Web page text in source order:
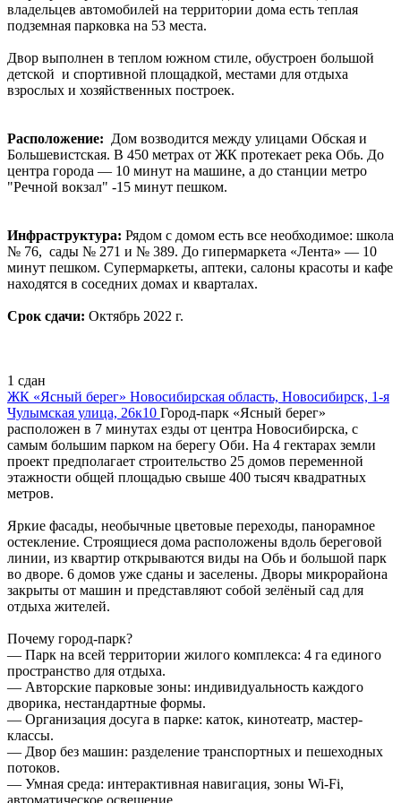
владельцев автомобилей на территории дома есть теплая
подземная парковка на 53 места.
Двор выполнен в теплом южном стиле, обустроен большой
детской и спортивной площадкой, местами для отдыха
взрослых и хозяйственных построек.
Расположение: Дом возводится между улицами Обская и
Большевистская. В 450 метрах от ЖК протекает река Обь. До
центра города — 10 минут на машине, а до станции метро
"Речной вокзал" -15 минут пешком.
Инфраструктура: Рядом с домом есть все необходимое: школа
№ 76, сады № 271 и № 389. До гипермаркета «Лента» — 10
минут пешком. Супермаркеты, аптеки, салоны красоты и кафе
находятся в соседних домах и кварталах.
Срок сдачи: Октябрь 2022 г.
1 сдан
ЖК «Ясный берег» Новосибирская область, Новосибирск, 1-я
Чулымская улица, 26к10 Город-парк «Ясный берег»
расположен в 7 минутах езды от центра Новосибирска, с
самым большим парком на берегу Оби. На 4 гектарах земли
проект предполагает строительство 25 домов переменной
этажности общей площадью свыше 400 тысяч квадратных
метров.
Яркие фасады, необычные цветовые переходы, панорамное
остекление. Строящиеся дома расположены вдоль береговой
линии, из квартир открываются виды на Обь и большой парк
во дворе. 6 домов уже сданы и заселены. Дворы микрорайона
закрыты от машин и представляют собой зелёный сад для
отдыха жителей.
Почему город-парк?
— Парк на всей территории жилого комплекса: 4 га единого
пространство для отдыха.
— Авторские парковые зоны: индивидуальность каждого
дворика, нестандартные формы.
— Организация досуга в парке: каток, кинотеатр, мастер-
классы.
— Двор без машин: разделение транспортных и пешеходных
потоков.
— Умная среда: интерактивная навигация, зоны Wi-Fi,
автоматическое освещение.